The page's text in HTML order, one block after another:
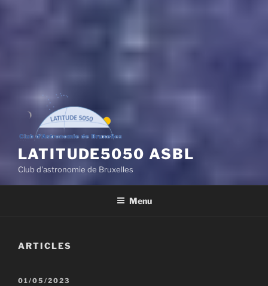
LATITUDE5050 ASBL
Club d'astronomie de Bruxelles
Menu
ARTICLES
PUBLIÉ
01/05/2023